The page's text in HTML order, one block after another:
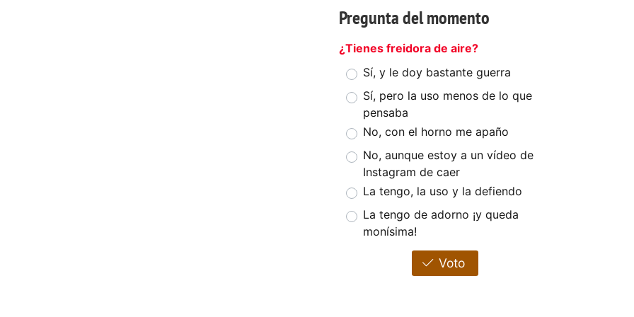
Pregunta del momento
¿Tienes freidora de aire?
Sí, y le doy bastante guerra
Sí, pero la uso menos de lo que
pensaba
No, con el horno me apaño
No, aunque estoy a un vídeo de
Instagram de caer
La tengo, la uso y la defiendo
La tengo de adorno ¡y queda
monísima!
Voto